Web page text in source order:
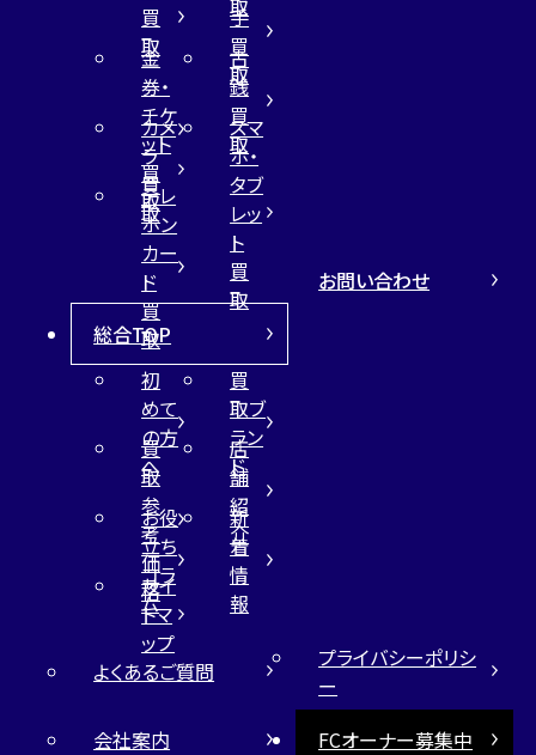
買
取
手
買
取
金
券・
チケ
ット
買
取
古
銭
買
取
カメ
ラ
買
取
スマ
ホ・
タブ
レッ
ト
買
取
テレ
ホン
カー
ド
買
取
総合TOP
初
めて
の方
へ
買
取ブ
ラン
ド
買
取
参
考
価
格
店
舗
紹
介
お役
立ち
コラ
ム
新
着
情
報
サイ
トマ
ップ
お問い合わせ
よくあるご質問
プライバシーポリシ
ー
会社案内
FCオーナー募集中